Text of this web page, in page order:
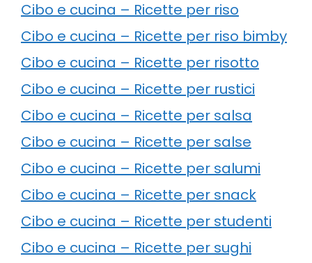
Cibo e cucina – Ricette per riso
Cibo e cucina – Ricette per riso bimby
Cibo e cucina – Ricette per risotto
Cibo e cucina – Ricette per rustici
Cibo e cucina – Ricette per salsa
Cibo e cucina – Ricette per salse
Cibo e cucina – Ricette per salumi
Cibo e cucina – Ricette per snack
Cibo e cucina – Ricette per studenti
Cibo e cucina – Ricette per sughi